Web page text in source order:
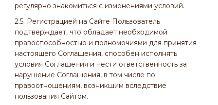
регулярно знакомиться с изменениями условий.
2.5. Регистрацией на Сайте Пользователь
подтверждает, что обладает необходимой
правоспособностью и полномочиями для принятия
настоящего Соглашения, способен исполнять
условия Соглашения и нести ответственность за
нарушение Соглашения, в том числе по
правоотношениям, возникшим вследствие
пользования Сайтом.